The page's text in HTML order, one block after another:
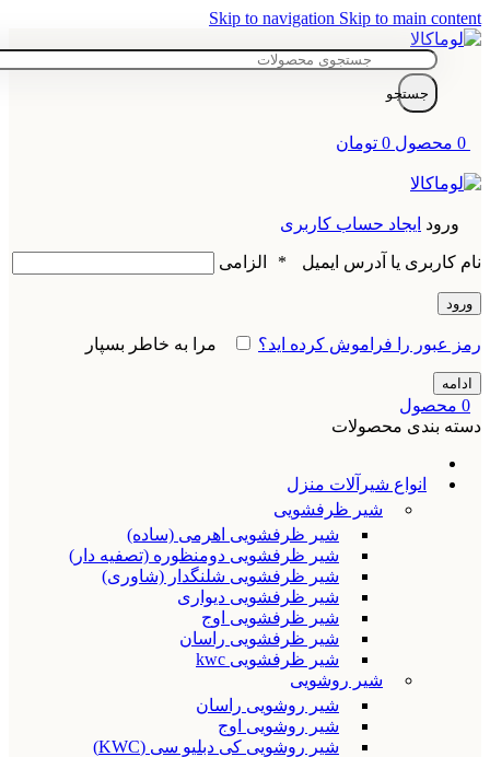
Skip to navigation Skip to main content
جستجو
0 محصول 0 تومان
ورود ایجاد حساب کاربری
نام کاربری یا آدرس ایمیل * الزامی
ورود
رمز عبور را فراموش کرده اید؟ مرا به خاطر بسپار
ادامه
0 محصول
دسته بندی محصولات
انواع شیرآلات منزل
شیر ظرفشویی
شیر ظرفشویی اهرمی (ساده)
شیر ظرفشویی دومنظوره (تصفیه دار)
شیر ظرفشویی شلنگدار (شاوری)
شیر ظرفشویی دیواری
شیر ظرفشویی اوج
شیر ظرفشویی راسان
شیر ظرفشویی kwc
شیر روشویی
شیر روشویی راسان
شیر روشویی اوج
شیر روشویی کی دبلیو سی (KWC)